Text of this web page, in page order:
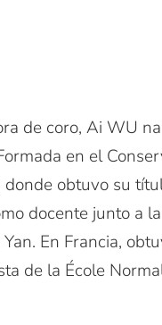
de coro, Ai WU
en el
donde obtuvo su
docente junto a
En Francia,
de la École